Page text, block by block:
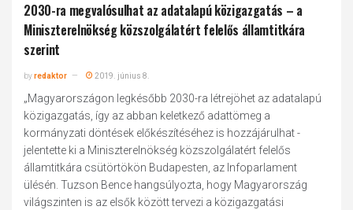
2030-ra megvalósulhat az adatalapú közigazgatás – a
Miniszterelnökség közszolgálatért felelős államtitkára
szerint
byredaktor 2019. június 8.
„Magyarországon legkésőbb 2030-ra létrejöhet az adatalapú
közigazgatás, így az abban keletkező adattömeg a
kormányzati döntések előkészítéséhez is hozzájárulhat -
jelentette ki a Miniszterelnökség közszolgálatért felelős
államtitkára csütörtökön Budapesten, az Infoparlament
ülésén. Tuzson Bence hangsúlyozta, hogy Magyarország
világszinten is az elsők között tervezi a közigazgatási